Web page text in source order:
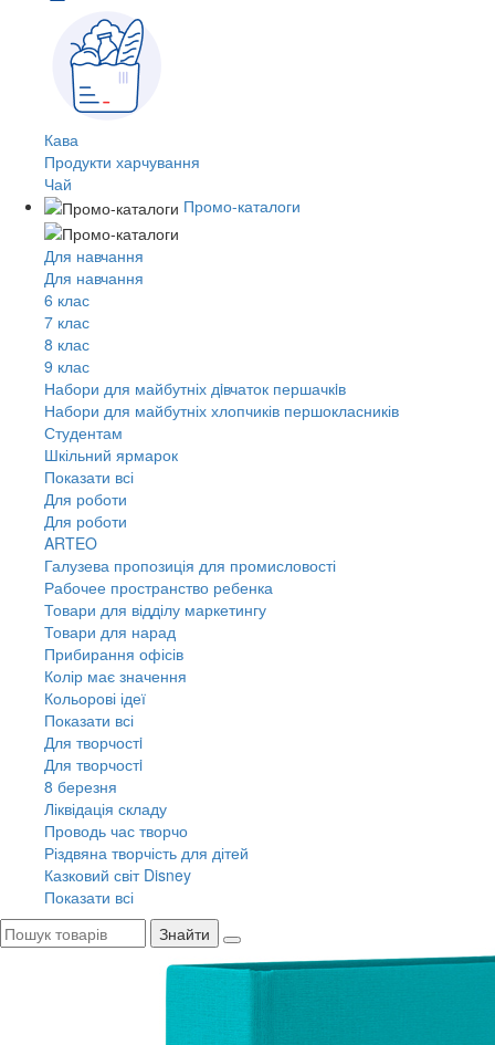
Кава
Продукти харчування
Чай
Промо-каталоги
Для навчання
Для навчання
6 клас
7 клас
8 клас
9 клас
Набори для майбутніх дiвчаток першачкiв
Набори для майбутніх хлопчиків першокласників
Студентам
Шкільний ярмарок
Показати всі
Для роботи
Для роботи
ARTEO
Галузева пропозиція для промисловості
Рабочее пространство ребенка
Товари для відділу маркетингу
Товари для нарад
Прибирання офісів
Колір має значення
Кольорові ідеї
Показати всі
Для творчостi
Для творчостi
8 березня
Ліквідація складу
Проводь час творчо
Різдвяна творчість для дітей
Казковий світ Disney
Показати всі
Знайти